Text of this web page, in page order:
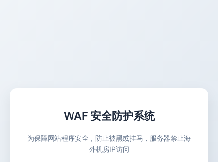
WAF 安全防护系统
为保障网站程序安全，防止被黑或挂马，服务器禁止海
外机房IP访问